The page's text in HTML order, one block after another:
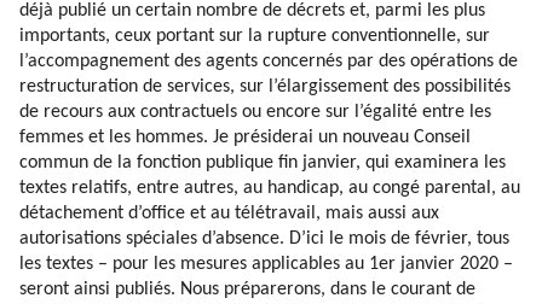
déjà publié un certain nombre de décrets et, parmi les plus
importants, ceux portant sur la rupture conventionnelle, sur
l’accompagnement des agents concernés par des opérations de
restructuration de services, sur l’élargissement des possibilités
de recours aux contractuels ou encore sur l’égalité entre les
femmes et les hommes. Je présiderai un nouveau Conseil
commun de la fonction publique fin janvier, qui examinera les
textes relatifs, entre autres, au handicap, au congé parental, au
détachement d’office et au télétravail, mais aussi aux
autorisations spéciales d’absence. D’ici le mois de février, tous
les textes – pour les mesures applicables au 1er janvier 2020 –
seront ainsi publiés. Nous préparerons, dans le courant de